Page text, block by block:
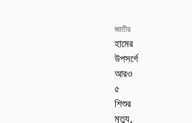
জাতীয়
হামের
উপসর্গে
আরও
৫
শিশুর
মৃত্যু,